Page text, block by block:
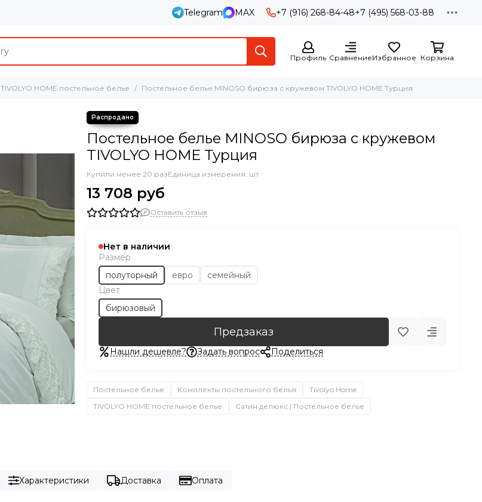
Telegram MAX +7 (916) 268-84-48+7 (495) 568-03-88
Профиль СравнениеИзбранное Корзина
TIVOLYO HOME постельное белье Постельное белье MINOSO бирюза с кружевом TIVOLYO HOME Турция
Постельное белье MINOSO бирюза с кружевом
TIVOLYO HOME Турция
Купили менее 20 разЕдиница измерения: шт
13 708 руб
Оставить отзыв
Нет в наличии
Размер
полуторный
евро
семейный
Цвет
бирюзовый
Предзаказ
Нашли дешевле? Задать вопрос Поделиться
Постельное белье Комплекты постельного белья
Tivolyo Home
TIVOLYO HOME постельное белье
Сатин делюкс | Постельное белье
Характеристики Доставка Оплата